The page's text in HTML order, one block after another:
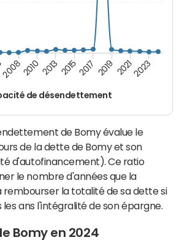
de désendettement
20082010 2013 20152017 2019 20212023
de Bomy évalue le
de la dette de Bomy et son
d'autofinancement). Ce ratio
le nombre d'années que la
la totalité de sa dette si
ans l'intégralité de son épargne.
Bomy en 2024